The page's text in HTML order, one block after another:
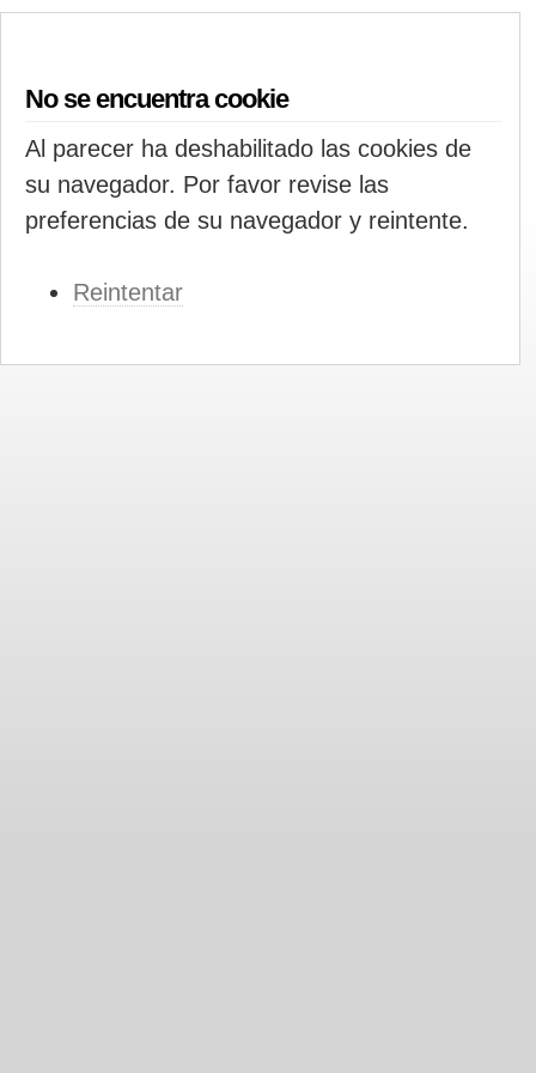
No se encuentra cookie
Al parecer ha deshabilitado las cookies de
su navegador. Por favor revise las
preferencias de su navegador y reintente.
Reintentar